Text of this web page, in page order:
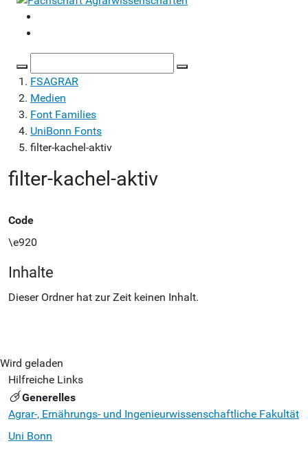
You
are
here:
FSAGRAR
Medien
Font Families
UniBonn Fonts
filter-kachel-aktiv
filter-kachel-aktiv
Code
\e920
Inhalte
Dieser Ordner hat zur Zeit keinen Inhalt.
Wird geladen
Hilfreiche Links
Generelles
Agrar-, Ernährungs- und Ingenieurwissenschaftliche Fakultät
Uni Bonn